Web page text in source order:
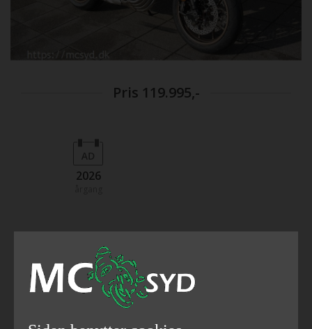
Pris 119.995,-
2026
Finansiering
Firecylindret karakter og Honda E-Clutch CB650R E-Clutch